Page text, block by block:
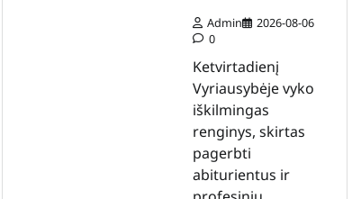
Admin
2026-08-06
0
Ketvirtadienį
Vyriausybėje vyko
iškilmingas
renginys, skirtas
pagerbti
abiturientus ir